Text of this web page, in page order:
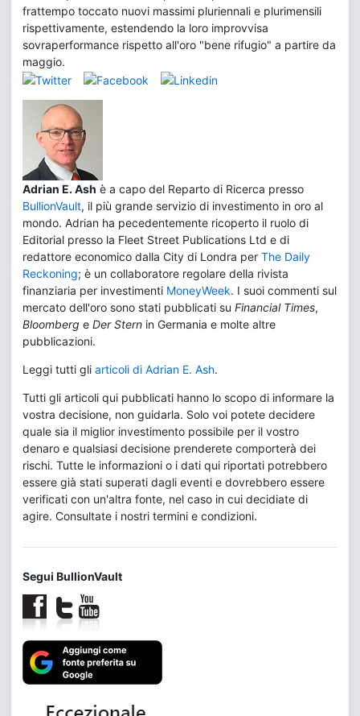
frattempo toccato nuovi massimi pluriennali e plurimensili
rispettivamente, estendendo la loro improvvisa
sovraperformance rispetto all'oro "bene rifugio" a partire da
maggio.
Adrian E. Ash è a capo del Reparto di Ricerca presso
BullionVault, il più grande servizio di investimento in oro al
mondo. Adrian ha pecedentemente ricoperto il ruolo di
Editorial presso la Fleet Street Publications Ltd e di
redattore economico dalla City di Londra per The Daily
Reckoning; è un collaboratore regolare della rivista
finanziaria per investimenti MoneyWeek. I suoi commenti sul
mercato dell'oro sono stati pubblicati su Financial Times,
Bloomberg e Der Stern in Germania e molte altre
pubblicazioni.
Leggi tutti gli articoli di Adrian E. Ash.
Tutti gli articoli qui pubblicati hanno lo scopo di informare la
vostra decisione, non guidarla. Solo voi potete decidere
quale sia il miglior investimento possibile per il vostro
denaro e qualsiasi decisione prenderete comporterà dei
rischi. Tutte le informazioni o i dati qui riportati potrebbero
essere già stati superati dagli eventi e dovrebbero essere
verificati con un'altra fonte, nel caso in cui decidiate di
agire. Consultate i nostri termini e condizioni.
Segui BullionVault